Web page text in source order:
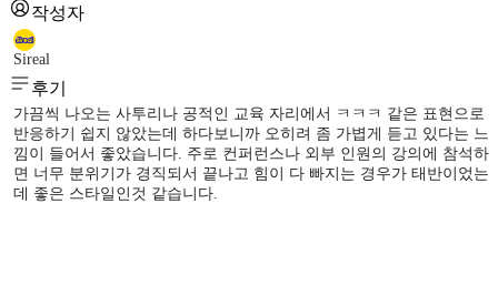
작성자
Sireal
후기
가끔씩 나오는 사투리나 공적인 교육 자리에서 ㅋㅋㅋ 같은 표현으로
반응하기 쉽지 않았는데 하다보니까 오히려 좀 가볍게 듣고 있다는 느
낌이 들어서 좋았습니다. 주로 컨퍼런스나 외부 인원의 강의에 참석하
면 너무 분위기가 경직되서 끝나고 힘이 다 빠지는 경우가 태반이었는
데 좋은 스타일인것 같습니다.